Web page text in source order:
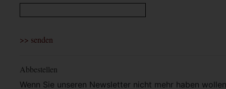
Abbestellen
Wenn Sie unseren Newsletter nicht mehr haben